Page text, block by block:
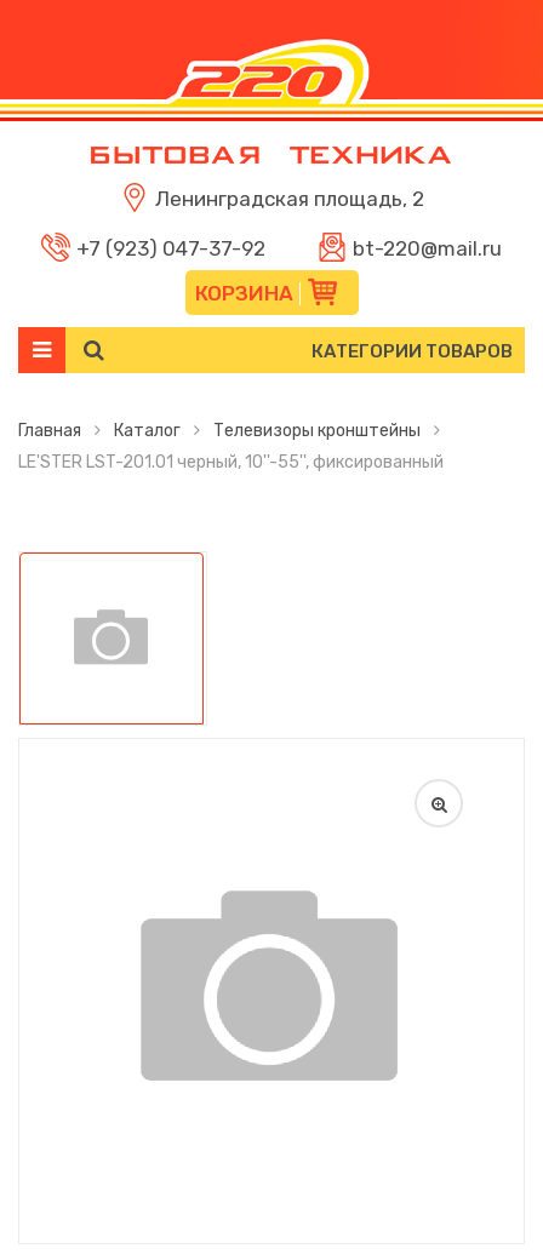
Ленинградская площадь, 2
+7 (923) 047-37-92
bt-220@mail.ru
КОРЗИНА
КАТЕГОРИИ ТОВАРОВ
Главная Каталог
Телевизоры кронштейны
LE'STER LST-201.01 черный, 10''-55'', фиксированный